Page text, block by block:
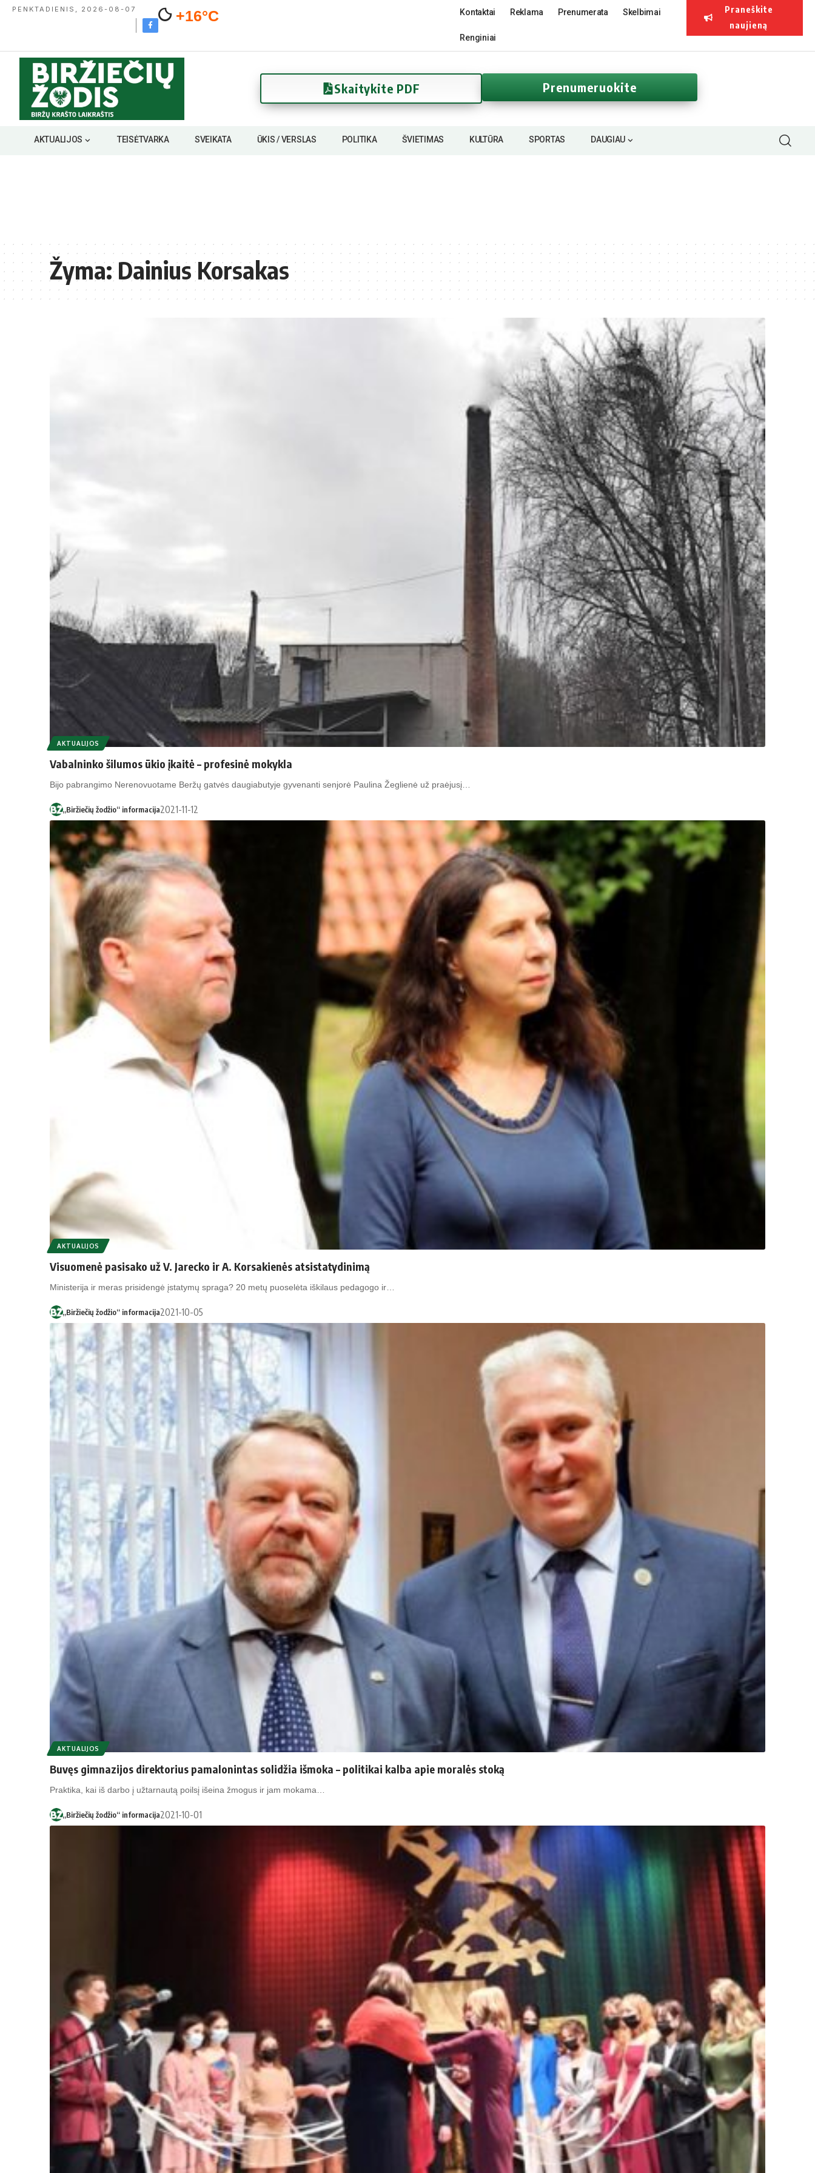
PENKTADIENIS, 2026-08-07 +16°C Kontaktai Reklama Prenumerata Skelbimai
Renginiai
Praneškite
naujieną
Skaitykite PDF Prenumeruokite
AKTUALIJOS TEISĖTVARKA SVEIKATA ŪKIS / VERSLAS POLITIKA ŠVIETIMAS KULTŪRA SPORTAS DAUGIAU
Žyma:Dainius Korsakas
AKTUALIJOS
Vabalninko šilumos ūkio įkaitė – profesinė mokykla
Bijo pabrangimo Nerenovuotame Beržų gatvės daugiabutyje gyvenanti senjorė Paulina Žeglienė už praėjusį…
„Biržiečių žodžio“ informacija2021-11-12
AKTUALIJOS
Visuomenė pasisako už V. Jarecko ir A. Korsakienės atsistatydinimą
Ministerija ir meras prisidengė įstatymų spraga? 20 metų puoselėta iškilaus pedagogo ir…
„Biržiečių žodžio“ informacija2021-10-05
AKTUALIJOS
Bu­vęs gim­na­zi­jos di­rek­to­rius pa­ma­lo­nin­tas solidžia iš­mo­ka – po­li­ti­kai kal­ba apie mo­ra­lės sto­ką
Praktika, kai iš darbo į užtarnautą poilsį išeina žmogus ir jam mokama…
„Biržiečių žodžio“ informacija2021-10-01